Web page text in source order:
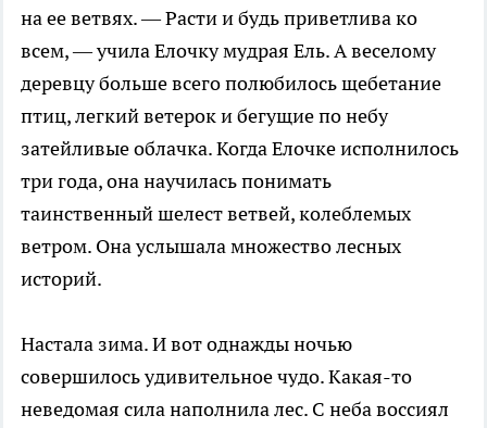
на ее ветвях. — Расти и будь приветлива ко
всем, — учила Елочку мудрая Ель. А веселому
деревцу больше всего полюбилось щебетание
птиц, легкий ветерок и бегущие по небу
затейливые облачка. Когда Елочке исполнилось
три года, она научилась понимать
таинственный шелест ветвей, колеблемых
ветром. Она услышала множество лесных
историй.
Настала зима. И вот однажды ночью
совершилось удивительное чудо. Какая-то
неведомая сила наполнила лес. С неба воссиял